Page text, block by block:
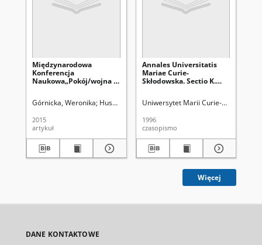
Międzynarodowa
Konferencja
Naukowa„Pokój/wojna –
ZielonaGóra 18–19
[sprawozdanie]
Górnicka, Weronika Husar, Wioletta Uniwersytet Marii Curie-
2015
artykuł
Annales Universitatis
Mariae Curie-
Skłodowska. Sectio K.
spis treści
Uniwersytet Marii Curie-
1996
czasopismo
Więcej
DANE KONTAKTOWE